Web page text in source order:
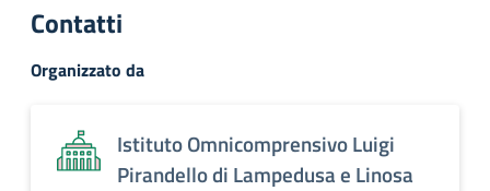
Contatti
Organizzato da
Istituto Omnicomprensivo Luigi
Pirandello di Lampedusa e Linosa